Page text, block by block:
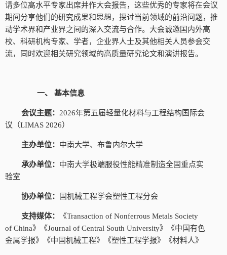
请多位高水平专家出席并作大会报告，这些优秀的专家将在会议
期间分享他们的研究成果和思想，探讨当前领域的前沿问题，推
动学术界和产业界之间的深入交流与合作。大会诚邀国内外高
校、科研机构专家、学者，企业界人士及其他相关人员参会交
流，同时欢迎相关研究领域的高质量研究论文和演讲报告。
一、 基本信息
会议主题： 2026年第五届轻量化材料与工程结构国际会
议（LIMAS 2026）
主办单位： 中南大学、布鲁内尔大学
承办单位： 中南大学极端服役性能精准制造全国重点实
验室
协办单位： 国机械工程学会塑性工程分会
支持媒体： 《Transaction of Nonferrous Metals Society
of China》《Journal of Central South University》《中国有色
金属学报》《中国机械工程》《塑性工程学报》《材料人》